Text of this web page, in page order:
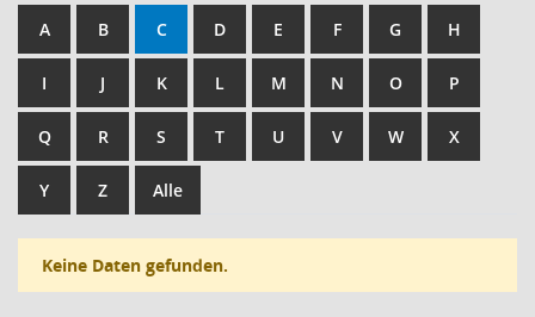
A B C D E F G H
I J K L M N O P
Q R S T U V W X
Y Z Alle
Keine Daten gefunden.